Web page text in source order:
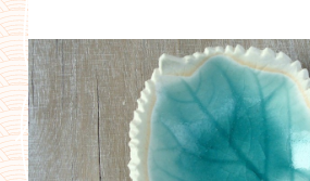
a propos
boutiques de créateurs